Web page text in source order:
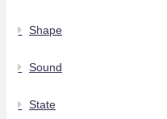
Shape
Sound
State